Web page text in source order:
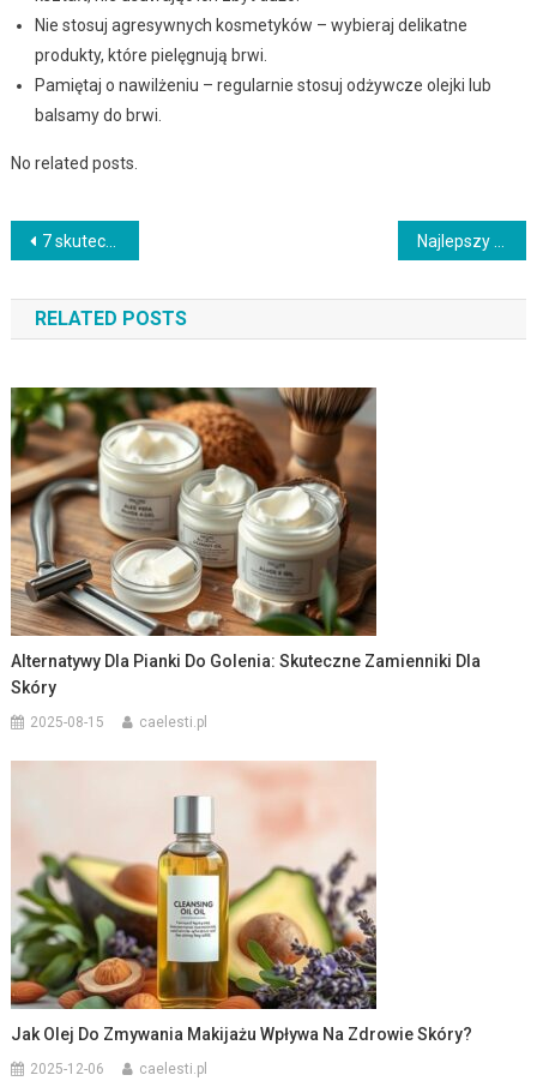
Nie stosuj agresywnych kosmetyków – wybieraj delikatne
produkty, które pielęgnują brwi.
Pamiętaj o nawilżeniu – regularnie stosuj odżywcze olejki lub
balsamy do brwi.
No related posts.
Nawigacja
wpisu
7 skutecznych sposobów na detoksykację organizmu i piękną skórę
RELATED POSTS
Alternatywy Dla Pianki Do Golenia: Skuteczne Zamienniki Dla
Skóry
2025-08-15 caelesti.pl
Jak Olej Do Zmywania Makijażu Wpływa Na Zdrowie Skóry?
2025-12-06 caelesti.pl